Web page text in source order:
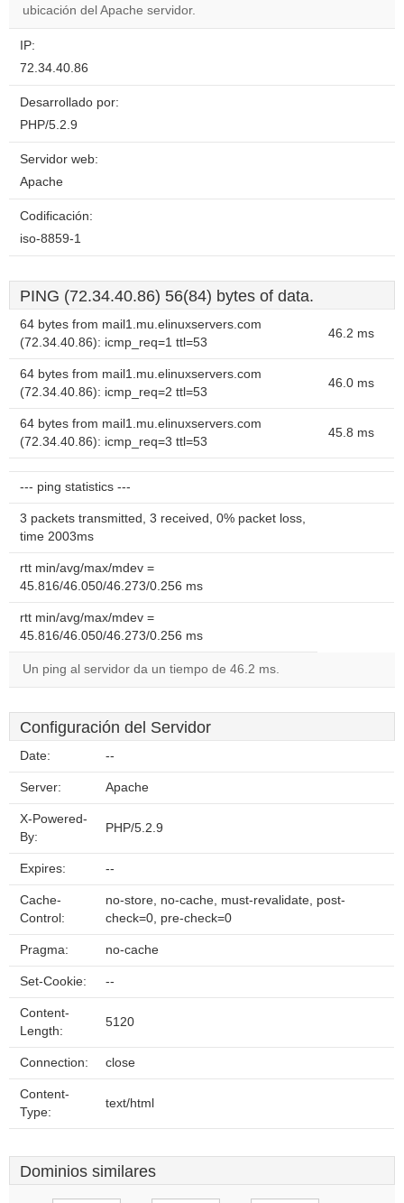
ubicación del Apache servidor.
IP:
72.34.40.86
Desarrollado por:
PHP/5.2.9
Servidor web:
Apache
Codificación:
iso-8859-1
PING (72.34.40.86) 56(84) bytes of data.
64 bytes from mail1.mu.elinuxservers.com
(72.34.40.86): icmp_req=1 ttl=53
46.2 ms
64 bytes from mail1.mu.elinuxservers.com
(72.34.40.86): icmp_req=2 ttl=53
46.0 ms
64 bytes from mail1.mu.elinuxservers.com
(72.34.40.86): icmp_req=3 ttl=53
45.8 ms
--- ping statistics ---
3 packets transmitted, 3 received, 0% packet loss,
time 2003ms
rtt min/avg/max/mdev =
45.816/46.050/46.273/0.256 ms
rtt min/avg/max/mdev =
45.816/46.050/46.273/0.256 ms
Un ping al servidor da un tiempo de 46.2 ms.
Configuración del Servidor
Date: --
Server: Apache
X-Powered-
By:
PHP/5.2.9
Expires: --
Cache-
Control:
no-store, no-cache, must-revalidate, post-
check=0, pre-check=0
Pragma: no-cache
Set-Cookie: --
Content-
Length:
5120
Connection: close
Content-
Type:
text/html
Dominios similares